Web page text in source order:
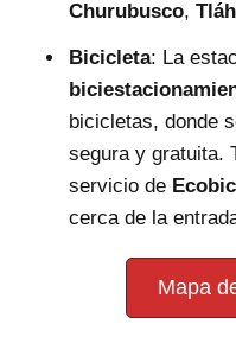
Churubusco,
Bicicleta: La
bicicletas, donde
segura y gratuita.
servicio de
cerca de la
Mapa